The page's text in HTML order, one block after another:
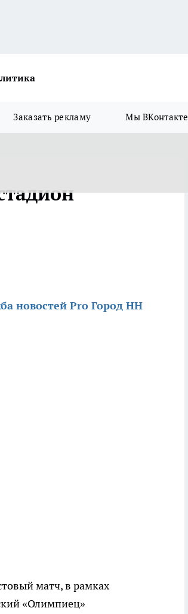
Заказать рекламу Мы ВКонтакте
новостей Pro Город НН
матч, в рамках
«Олимпиец»